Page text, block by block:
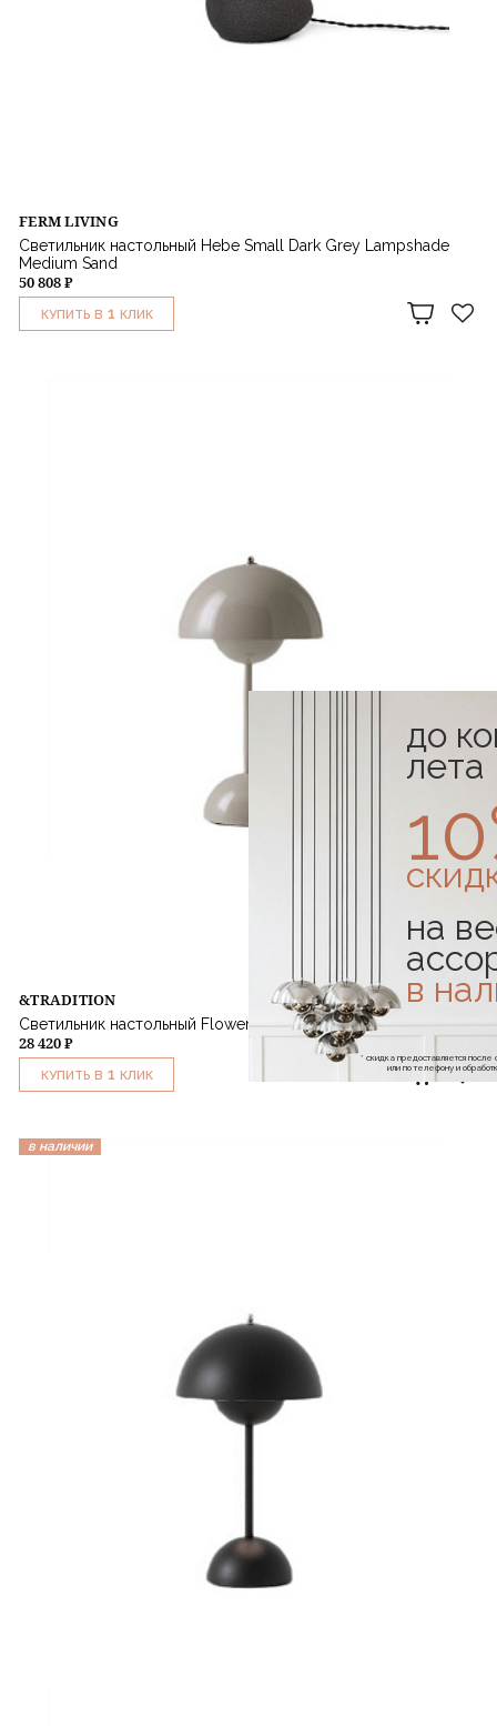
FERM LIVING
Светильник настольный Hebe Small Dark Grey Lampshade
Medium Sand
50 808 ₽
КУПИТЬ В 1 КЛИК
&TRADITION
Светильник настольный Flowerpot VP9 Grey Beige
28 420 ₽
КУПИТЬ В 1 КЛИК
в наличии
до
лета
на
в
* скидка предоставляется
или по телефону и